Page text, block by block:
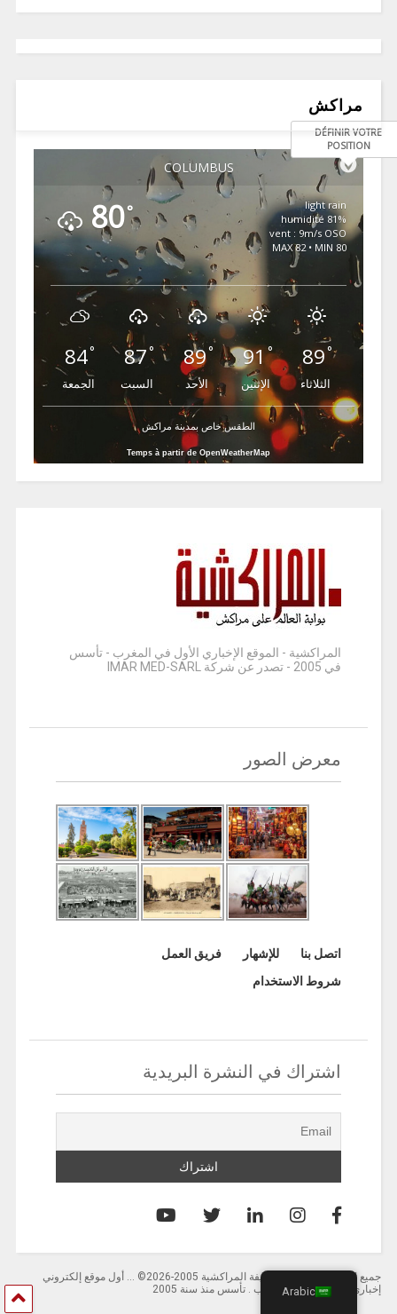
مراكش
COLUMBUS
DÉFINIR VOTRE
POSITION
80°
light rain
81% humidité
vent : 9m/s OSO
MAX 82 • MIN 80
84°
الجمعة
87°
السبت
89°
الأحد
91°
الإثنين
89°
الثلاثاء
الطقس خاص بمدينة مراكش
Temps à partir de OpenWeatherMap
المراكشية - الموقع الإخباري الأول في المغرب - تأسس
في 2005 - تصدر عن شركة IMAR MED-SARL
معرض الصور
اتصل بنا للإشهار
فريق العمل
شروط الاستخدام
اشتراك في النشرة البريدية
جميع الحقوق محفوظة لصحيفة المراكشية 2005-2026© … أول موقع إلكتروني
إخباري باللغة العربية بالمغرب . تأسس منذ سنة 2005
Arabic